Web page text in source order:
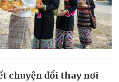
chuyện đổi thay nơi